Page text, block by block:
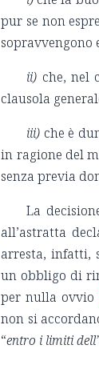
pur se non
ii) che, nel
clausola
iii) che è
in ragione del
senza previa
La
all’astratta
arresta, infatti,
un obbligo di
per nulla ovvio
non si
“entro i limiti